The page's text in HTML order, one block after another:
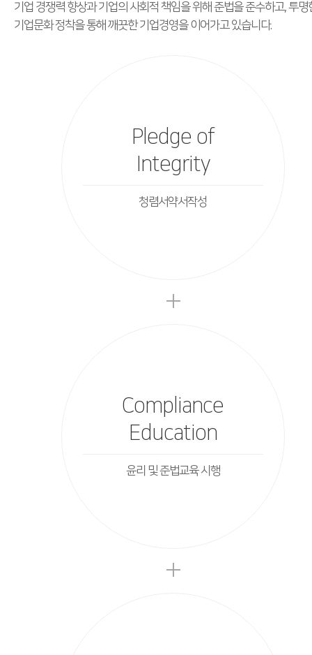
기업 경쟁력 향상과 기업의 사회적 책임을 위해 준법을 준수하고, 투명
기업문화 정착을 통해 깨끗한 기업경영을 이어가고 있습니다.
Pledge of
Integrity
청렴서약서작성
Compliance
Education
윤리 및 준법교육 시행